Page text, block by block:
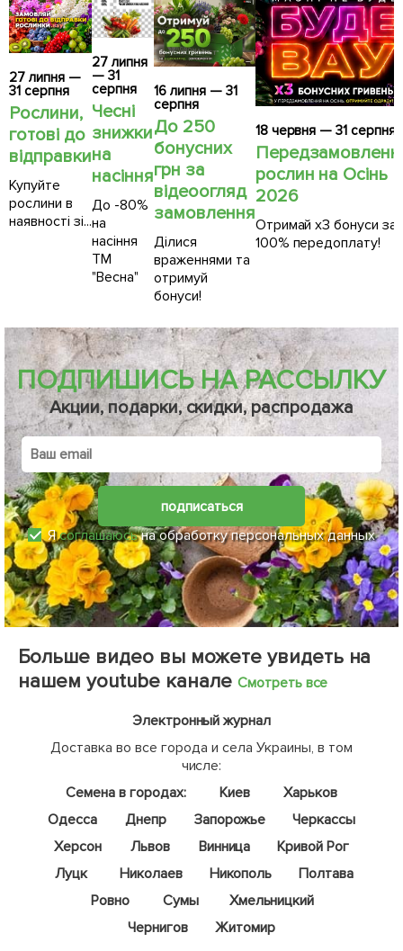
27 липня —
31 серпня
Рослини,
готові до
відправки
Купуйте
рослини в
наявності зі...
27 липня
— 31
серпня
Чесні
знижки
на
насіння
До -80%
на
насіння
ТМ
"Весна"
16 липня — 31
серпня
До 250
бонусних
грн за
відеоогляд
замовлення
Ділися
враженнями та
отримуй
бонуси!
18 червня — 31 серпня
рослин на Осінь
2026
Отримай х3 бонуси за
100% передоплату!
ПОДПИШИСЬ НА РАССЫЛКУ
Акции, подарки, скидки, распродажа
подписаться
Ясоглашаюсьна обработку персональных данных
Больше видео вы можете увидеть на
нашем youtube канале Смотреть все
Электронный журнал
Доставка во все города и села Украины, в том
числе:
Семена в городах:
Киев
Харьков
Одесса
Днепр Запорожье
Черкассы
Херсон
Львов Винница
Кривой Рог
Луцк
Николаев Никополь
Полтава
Ровно
Сумы
Хмельницкий
Чернигов
Житомир